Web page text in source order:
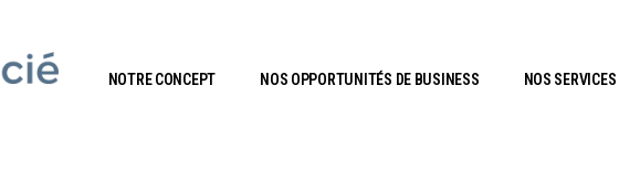
NOTRE CONCEPT NOS OPPORTUNITÉS DE BUSINESS NOS SERVICES